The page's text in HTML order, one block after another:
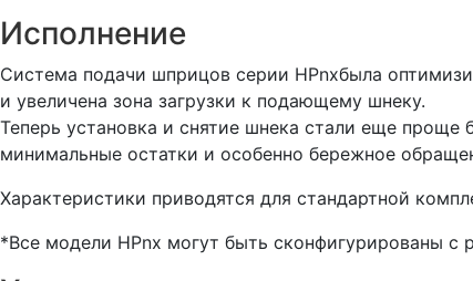
Исполнение
Система подачи шприцов серии HPnxбыла
и увеличена зона загрузки к подающему шнеку.
Теперь установка и снятие шнека стали еще проще
минимальные остатки и особенно бережное
Характеристики приводятся для стандартной
*Все модели HPnx могут быть сконфигурированы